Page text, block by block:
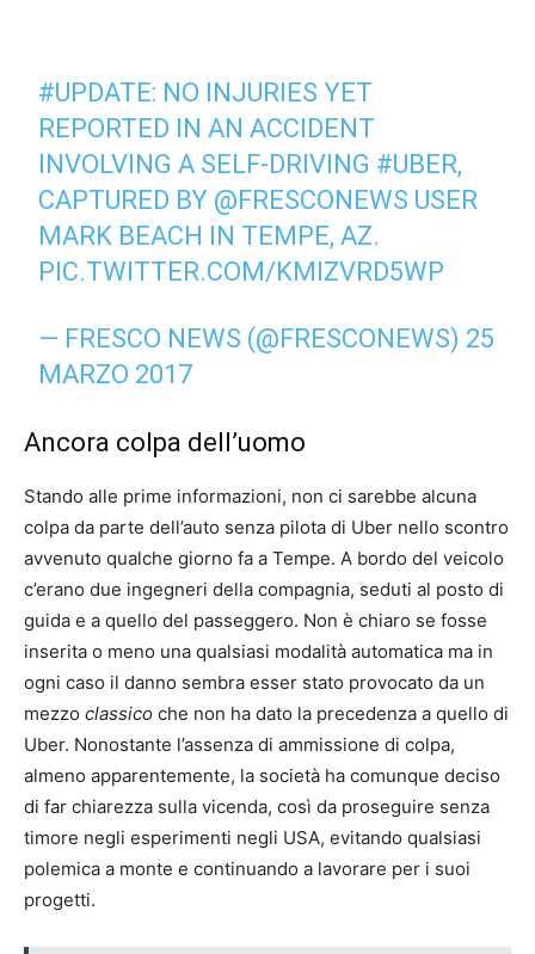
#UPDATE: NO INJURIES YET
REPORTED IN AN ACCIDENT
INVOLVING A SELF-DRIVING #UBER,
CAPTURED BY @FRESCONEWS USER
MARK BEACH IN TEMPE, AZ.
PIC.TWITTER.COM/KMIZVRD5WP
— FRESCO NEWS (@FRESCONEWS) 25
MARZO 2017
Ancora colpa dell’uomo
Stando alle prime informazioni, non ci sarebbe alcuna
colpa da parte dell’auto senza pilota di Uber nello scontro
avvenuto qualche giorno fa a Tempe. A bordo del veicolo
c’erano due ingegneri della compagnia, seduti al posto di
guida e a quello del passeggero. Non è chiaro se fosse
inserita o meno una qualsiasi modalità automatica ma in
ogni caso il danno sembra esser stato provocato da un
mezzo classico che non ha dato la precedenza a quello di
Uber. Nonostante l’assenza di ammissione di colpa,
almeno apparentemente, la società ha comunque deciso
di far chiarezza sulla vicenda, così da proseguire senza
timore negli esperimenti negli USA, evitando qualsiasi
polemica a monte e continuando a lavorare per i suoi
progetti.